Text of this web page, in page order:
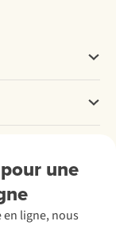
une
ligne, nous